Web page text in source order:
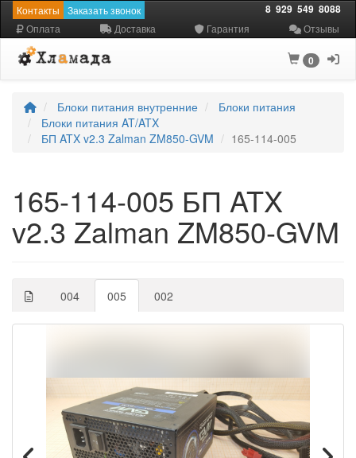
Контакты Заказать звонок 8 929 549 8088
Оплата Доставка Гарантия Отзывы
0
Блоки питания внутренние
Блоки питания
Блоки питания AT/ATX
БП ATX v2.3 Zalman ZM850-GVM
165-114-005
165-114-005 БП ATX
v2.3 Zalman ZM850-GVM
004 005 002